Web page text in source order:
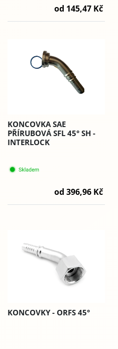
od 145,47 Kč
KONCOVKA SAE
PŘÍRUBOVÁ SFL 45° SH -
INTERLOCK
od 396,96 Kč
KONCOVKY - ORFS 45°